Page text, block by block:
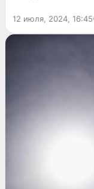
12 июля, 2024, 16:45